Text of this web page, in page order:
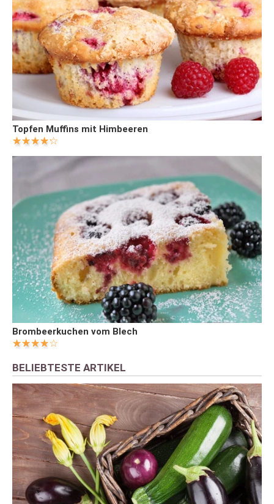
Topfen Muffins mit Himbeeren
Brombeerkuchen vom Blech
BELIEBTESTE ARTIKEL